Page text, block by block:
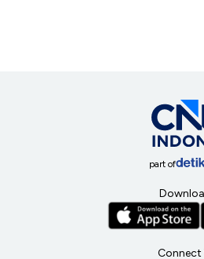
part of
Connect